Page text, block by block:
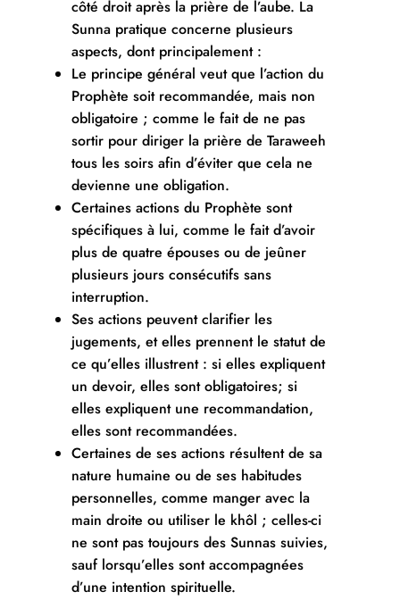
côté droit après la prière de l’aube. La
Sunna pratique concerne plusieurs
aspects, dont principalement :
Le principe général veut que l’action du
Prophète soit recommandée, mais non
obligatoire ; comme le fait de ne pas
sortir pour diriger la prière de Taraweeh
tous les soirs afin d’éviter que cela ne
devienne une obligation.
Certaines actions du Prophète sont
spécifiques à lui, comme le fait d’avoir
plus de quatre épouses ou de jeûner
plusieurs jours consécutifs sans
interruption.
Ses actions peuvent clarifier les
jugements, et elles prennent le statut de
ce qu’elles illustrent : si elles expliquent
un devoir, elles sont obligatoires; si
elles expliquent une recommandation,
elles sont recommandées.
Certaines de ses actions résultent de sa
nature humaine ou de ses habitudes
personnelles, comme manger avec la
main droite ou utiliser le khôl ; celles-ci
ne sont pas toujours des Sunnas suivies,
sauf lorsqu’elles sont accompagnées
d’une intention spirituelle.